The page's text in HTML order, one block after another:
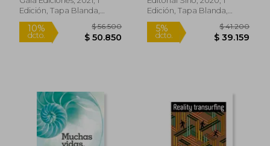
Edición, Tapa Blanda,
Nuevo
Edición, Tapa Blanda,
Nuevo